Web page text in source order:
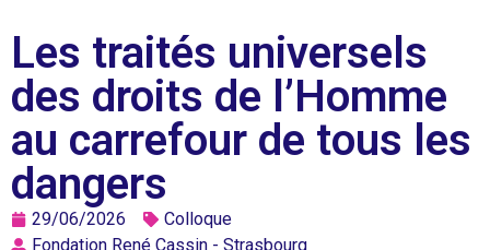
Les traités universels
des droits de l’Homme
au carrefour de tous les
dangers
29/06/2026
Colloque
Fondation René Cassin - Strasbourg